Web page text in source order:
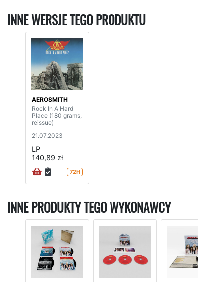
INNE WERSJE TEGO PRODUKTU
AEROSMITH
Rock In A Hard
Place (180 grams,
reissue)
21.07.2023
LP
140,89 zł
72H
INNE PRODUKTY TEGO WYKONAWCY